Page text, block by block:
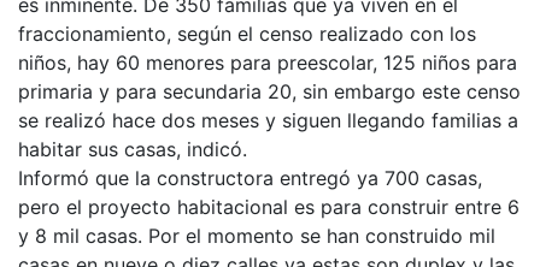
es inminente. De 350 familias que ya viven en el
fraccionamiento, según el censo realizado con los
niños, hay 60 menores para preescolar, 125 niños para
primaria y para secundaria 20, sin embargo este censo
se realizó hace dos meses y siguen llegando familias a
habitar sus casas, indicó.
Informó que la constructora entregó ya 700 casas,
pero el proyecto habitacional es para construir entre 6
y 8 mil casas. Por el momento se han construido mil